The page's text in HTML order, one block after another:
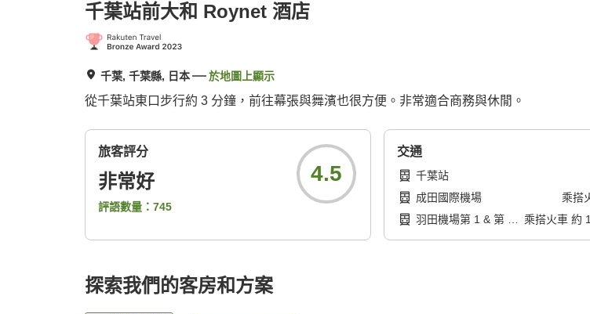
千葉站前大和 Roynet 酒店
千葉, 千葉縣, 日本 於地圖上顯示
從千葉站東口步行約 3 分鐘，前往幕張與舞濱也很方便。非常適合商務與休閒。
旅客評分
非常好
評語數量： 745
4.5
交通
千葉站
成田國際機場
乘搭
羽田機場第 1 & 第 2
乘搭火車約 1
探索我們的客房和方案